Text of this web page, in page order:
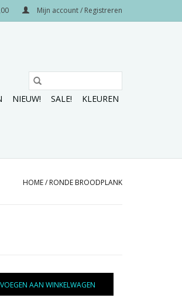
Mijn account / Registreren
NIEUW! SALE! KLEUREN
HOME/ RONDE BROODPLANK
AAN WINKELWAGEN